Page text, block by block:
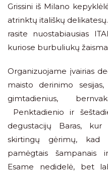
Grissini iš Milano
atrinktų itališkų
rasite nuostabiausias
kuriose burbuliukų
Organizuojame įvairias
maisto derinimo sesijas,
gimtadienius,
Penktadienio ir
degustacijų Baras,
skirtingų gėrimų, kad
pamėgtais šampanais
Esame nedidelė, bet